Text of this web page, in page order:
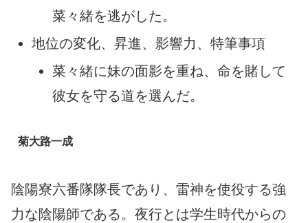
菜々緒を逃がした。
地位の変化、昇進、影響力、特筆事項
菜々緒に妹の面影を重ね、命を賭して
彼女を守る道を選んだ。
菊大路一成
陰陽寮六番隊隊長であり、雷神を使役する強
力な陰陽師である。夜行とは学生時代からの